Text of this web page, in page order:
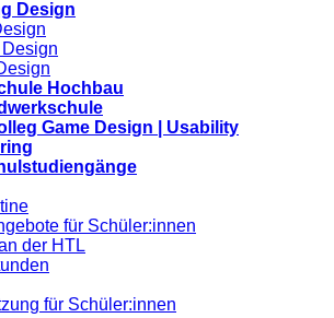
Design
Hochbau
Game Design | Usability
für Schüler:innen
der HTL
für Schüler:innen